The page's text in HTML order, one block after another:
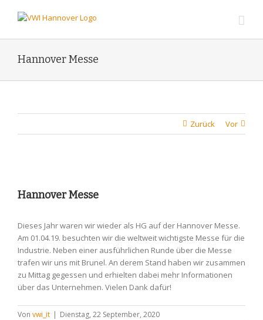
Inhalt
Hannover Messe
Zurück Vor
Bild
Hannover Messe
Dieses Jahr waren wir wieder als HG auf der Hannover Messe.
Am 01.04.19. besuchten wir die weltweit wichtigste Messe für die
Industrie. Neben einer ausführlichen Runde über die Messe
trafen wir uns mit Brunel. An derem Stand haben wir zusammen
zu Mittag gegessen und erhielten dabei mehr Informationen
über das Unternehmen. Vielen Dank dafür!
Von vwi_it | Dienstag, 22 September, 2020